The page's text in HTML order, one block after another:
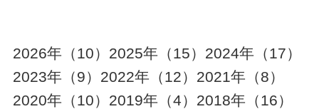
2026年 （10） 2025年 （15） 2024年 （17）
2023年 （9） 2022年 （12） 2021年 （8）
2020年 （10） 2019年 （4） 2018年 （16）